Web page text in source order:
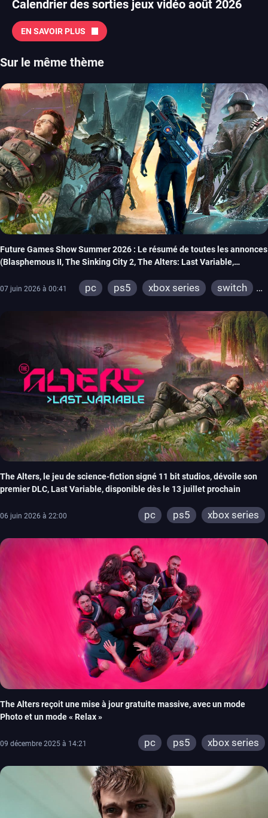
Calendrier des sorties jeux vidéo août 2026
EN SAVOIR PLUS
Sur le même thème
Future Games Show Summer 2026 : Le résumé de toutes les annonces
(Blasphemous II, The Sinking City 2, The Alters: Last Variable,
07 juin 2026 à 00:41 pc ps5 xbox series
switch
playstation vr 2
steamvr
switch 2
The Alters, le jeu de science-fiction signé 11 bit studios, dévoile son
premier DLC, Last Variable, disponible dès le 13 juillet prochain
06 juin 2026 à 22:00 pc ps5 xbox series
The Alters reçoit une mise à jour gratuite massive, avec un mode
Photo et un mode « Relax »
09 décembre 2025 à 14:21 pc ps5 xbox series